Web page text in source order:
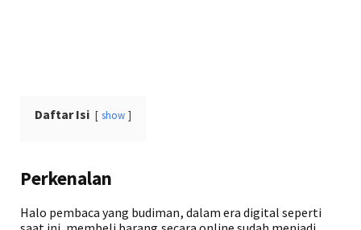
Daftar Isi show
Perkenalan
Halo pembaca yang budiman, dalam era digital seperti